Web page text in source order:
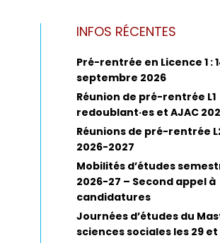
INFOS RÉCENTES
Pré-rentrée en Licence 1 :
septembre 2026
Réunion de pré-rentrée L1
redoublant·es et AJAC
Réunions de pré-rentrée
2026-2027
Mobilités d’études
2026-27 – Second appel à
candidatures
Journées d’études du
sciences sociales les 29